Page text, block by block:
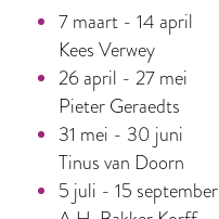
7 maart - 14 april
Kees Verwey
26 april - 27 mei
Pieter Geraedts
31 mei - 30 juni
Tinus van Doorn
5 juli - 15 september